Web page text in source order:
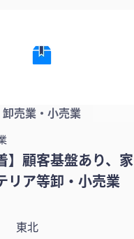
卸売業・小売業
】顧客基盤あり、家
リア等卸・小売業
東北